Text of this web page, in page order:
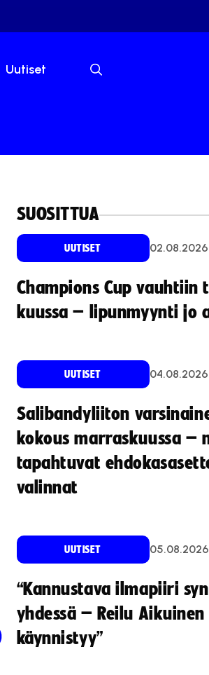
Uutiset
SUOSITTUA
UUTISET 02.08.2026
Champions Cup vauhtiin
kuussa – lipunmyynti jo
UUTISET 04.08.2026
Salibandyliiton
kokous marraskuussa –
tapahtuvat
valinnat
UUTISET 05.08.2026
“Kannustava ilmapiiri
yhdessä – Reilu
käynnistyy”